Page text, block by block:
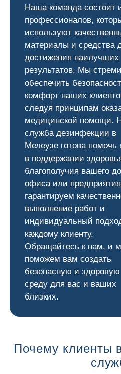
Наша команда состоит
профессионалов,
используют
материалы и средства
достижения наилучших
результатов. Мы
обеспечить
комфорт наших
следуя принципам
медицинской помощи.
служба дезинфекции в
Мелеузе готова помочь
в поддержании
благополучия вашего
офиса или
гарантируем
выполнение работ и
индивидуальный
каждому клиенту.
Обращайтесь к нам, и
поможем вам создать
безопасную и здоровую
среду для вас и ваших
близких.
Почему клиенты